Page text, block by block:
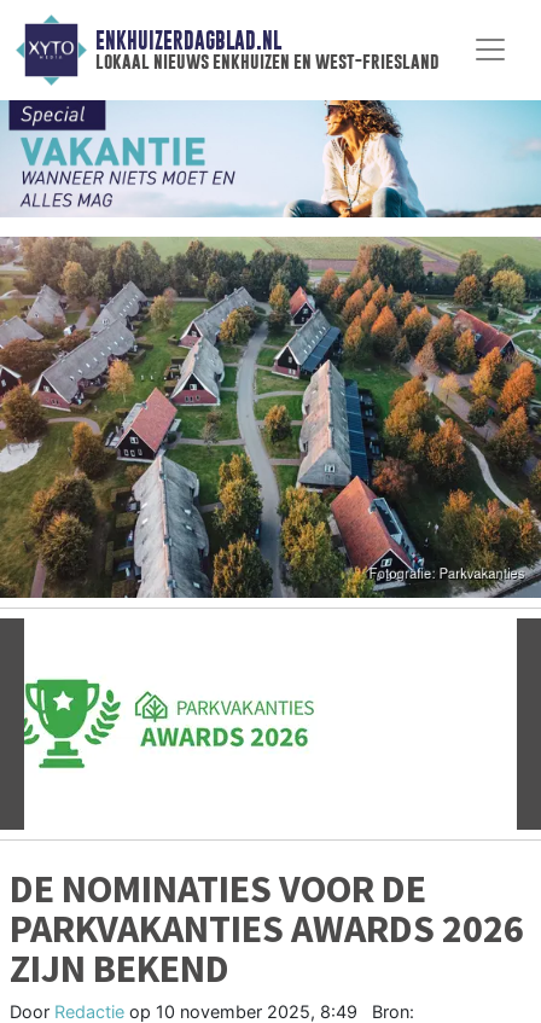
ENKHUIZERDAGBLAD.NL
lokaal nieuws enkhuizen en west-friesland
Vorige
DE NOMINATIES VOOR DE
PARKVAKANTIES AWARDS 2026
ZIJN BEKEND
Door Redactie op 10 november 2025, 8:49
Bron: